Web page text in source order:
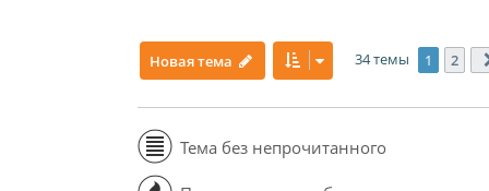
Новая тема 34 темы 1 2
Тема без непрочитанного